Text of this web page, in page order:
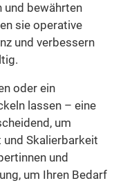
und bewährten
sie operative
und verbessern
oder ein
lassen – eine
um
Skalierbarkeit
und
um Ihren Bedarf